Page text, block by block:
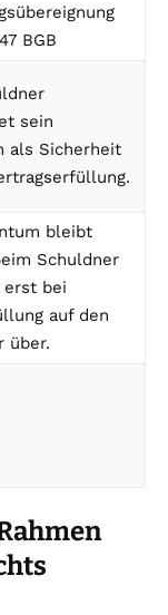
BGB
sein
als Sicherheit
bleibt
Schuldner
erst bei
auf den
über.